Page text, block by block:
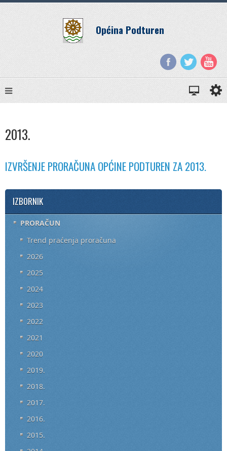
Općina Podturen
2013.
IZVRŠENJE PRORAČUNA OPĆINE PODTUREN ZA 2013.
IZBORNIK
PRORAČUN
Trend praćenja proračuna
2026
2025
2024
2023
2022
2021
2020
2019.
2018.
2017.
2016.
2015.